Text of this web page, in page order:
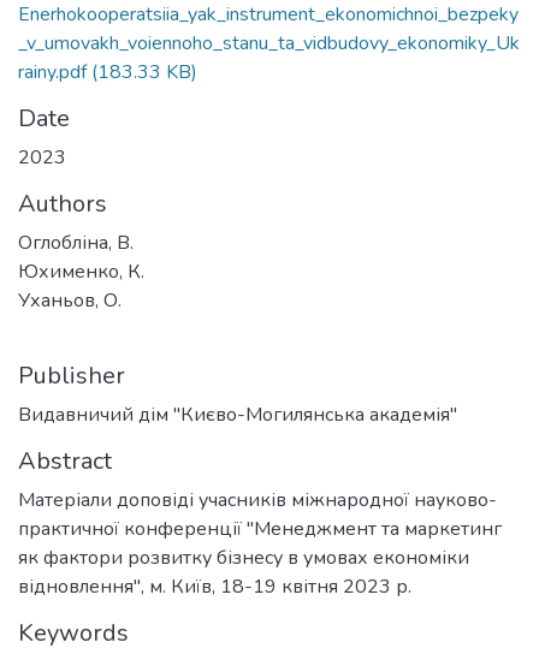
Enerhokooperatsiia_yak_instrument_ekonomichnoi_bezpeky
_v_umovakh_voiennoho_stanu_ta_vidbudovy_ekonomiky_Uk
rainy.pdf(183.33 KB)
Date
2023
Authors
Оглобліна, В.
Юхименко, К.
Уханьов, О.
Publisher
Видавничий дім "Києво-Могилянська академія"
Abstract
Матеріали доповіді учасників міжнародної науково-
практичної конференції "Менеджмент та маркетинг
як фактори розвитку бізнесу в умовах економіки
відновлення", м. Київ, 18-19 квітня 2023 р.
Keywords